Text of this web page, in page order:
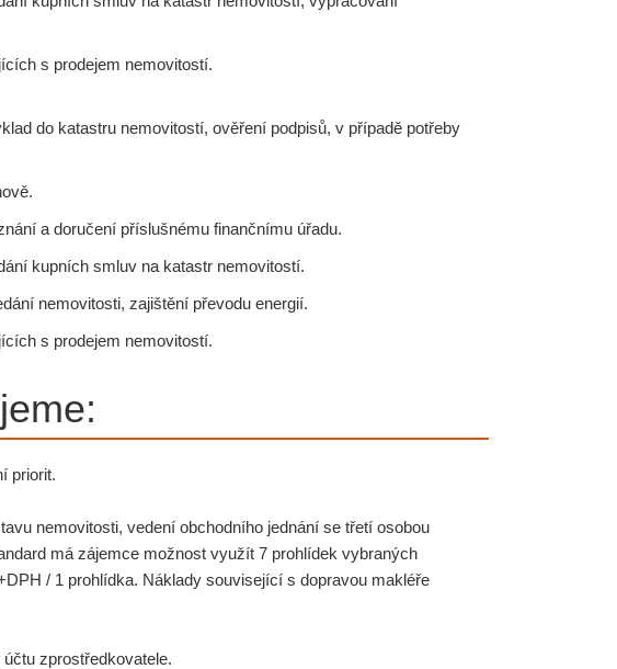
s prodejem nemovitostí.
do katastru nemovitostí, ověření podpisů, v případě potřeby
a doručení příslušnému finančnímu úřadu.
kupních smluv na katastr nemovitostí.
nemovitosti, zajištění převodu energií.
s prodejem nemovitostí.
priorit.
nemovitosti, vedení obchodního jednání se třetí osobou
má zájemce možnost využít 7 prohlídek vybraných
/ 1 prohlídka. Náklady související s dopravou makléře
zprostředkovatele.